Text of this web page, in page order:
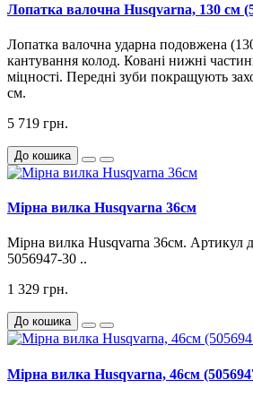
Лопатка валочна Husqvarna, 130 см
Лопатка валочна ударна подовжена
кантування колод. Ковані нижні
міцності. Передні зуби покращують
см.
5 719 грн.
До кошика
Мірна вилка Husqvarna 36см
Мірна вилка Husqvarna 36см. Артикул
5056947-30 ..
1 329 грн.
До кошика
Мірна вилка Husqvarna, 46см